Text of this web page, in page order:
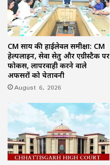
CM साय की हाईलेवल समीक्षा: CM
हेल्पलाइन, सेवा सेतु और एग्रीस्टैक पर
फोकस, लापरवाही करने वाले
अफसरों को चेतावनी
August 6, 2026